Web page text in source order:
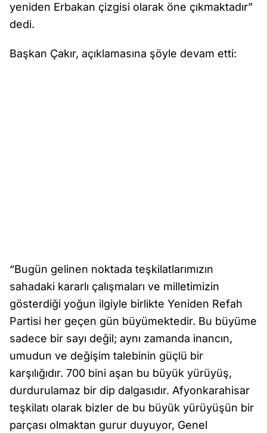
yeniden Erbakan çizgisi olarak öne çıkmaktadır”
dedi.
Başkan Çakır, açıklamasına şöyle devam etti:
“Bugün gelinen noktada teşkilatlarımızın
sahadaki kararlı çalışmaları ve milletimizin
gösterdiği yoğun ilgiyle birlikte Yeniden Refah
Partisi her geçen gün büyümektedir. Bu büyüme
sadece bir sayı değil; aynı zamanda inancın,
umudun ve değişim talebinin güçlü bir
karşılığıdır. 700 bini aşan bu büyük yürüyüş,
durdurulamaz bir dip dalgasıdır. Afyonkarahisar
teşkilatı olarak bizler de bu büyük yürüyüşün bir
parçası olmaktan gurur duyuyor, Genel